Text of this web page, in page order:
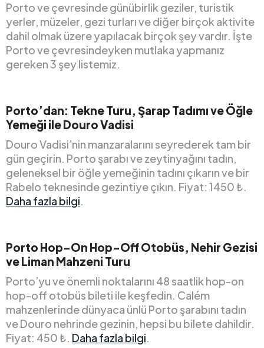
Porto ve çevresinde günübirlik geziler, turistik
yerler, müzeler, gezi turları ve diğer birçok aktivite
dahil olmak üzere yapılacak birçok şey vardır. İşte
Porto ve çevresindeyken mutlaka yapmanız
gereken 3 şey listemiz.
Porto’dan: Tekne Turu, Şarap Tadımı ve Öğle
Yemeği ile Douro Vadisi
Douro Vadisi’nin manzaralarını seyrederek tam bir
gün geçirin. Porto şarabı ve zeytinyağını tadın,
geleneksel bir öğle yemeğinin tadını çıkarın ve bir
Rabelo teknesinde gezintiye çıkın. Fiyat: 1450 ₺.
Daha fazla bilgi.
Porto Hop-On Hop-Off Otobüs, Nehir Gezisi
ve Liman Mahzeni Turu
Porto’yu ve önemli noktalarını 48 saatlik hop-on
hop-off otobüs bileti ile keşfedin. Calém
mahzenlerinde dünyaca ünlü Porto şarabını tadın
ve Douro nehrinde gezinin, hepsi bu bilete dahildir.
Fiyat: 450 ₺. Daha fazla bilgi.